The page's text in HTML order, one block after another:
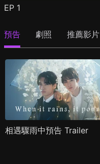
EP 1
預告 劇照 推薦影片
相遇驟雨中預告 Trailer